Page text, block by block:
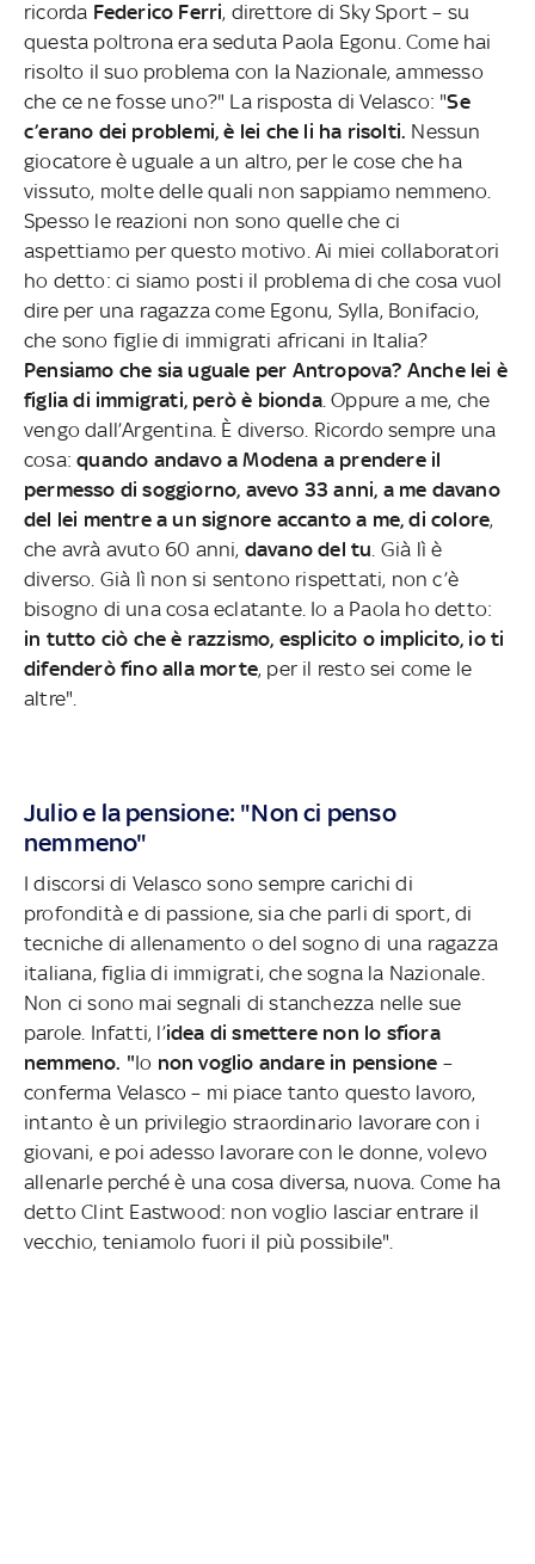
ricorda Federico Ferri, direttore di Sky Sport – su
questa poltrona era seduta Paola Egonu. Come hai
risolto il suo problema con la Nazionale, ammesso
che ce ne fosse uno?" La risposta di Velasco: "Se
c’erano dei problemi, è lei che li ha risolti. Nessun
giocatore è uguale a un altro, per le cose che ha
vissuto, molte delle quali non sappiamo nemmeno.
Spesso le reazioni non sono quelle che ci
aspettiamo per questo motivo. Ai miei collaboratori
ho detto: ci siamo posti il problema di che cosa vuol
dire per una ragazza come Egonu, Sylla, Bonifacio,
che sono figlie di immigrati africani in Italia?
Pensiamo che sia uguale per Antropova? Anche lei è
figlia di immigrati, però è bionda. Oppure a me, che
vengo dall’Argentina. È diverso. Ricordo sempre una
cosa:quando andavo a Modena a prendere il
permesso di soggiorno, avevo 33 anni, a me davano
del lei mentre a un signore accanto a me, di colore,
che avrà avuto 60 anni, davano del tu. Già lì è
diverso. Già lì non si sentono rispettati, non c’è
bisogno di una cosa eclatante. Io a Paola ho detto:
in tutto ciò che è razzismo, esplicito o implicito, io ti
difenderò fino alla morte, per il resto sei come le
altre".
Julio e la pensione: "Non ci penso
nemmeno"
I discorsi di Velasco sono sempre carichi di
profondità e di passione, sia che parli di sport, di
tecniche di allenamento o del sogno di una ragazza
italiana, figlia di immigrati, che sogna la Nazionale.
Non ci sono mai segnali di stanchezza nelle sue
parole. Infatti, l’idea di smettere non lo sfiora
nemmeno. "Io non voglio andare in pensione –
conferma Velasco – mi piace tanto questo lavoro,
intanto è un privilegio straordinario lavorare con i
giovani, e poi adesso lavorare con le donne, volevo
allenarle perché è una cosa diversa, nuova. Come ha
detto Clint Eastwood: non voglio lasciar entrare il
vecchio, teniamolo fuori il più possibile".